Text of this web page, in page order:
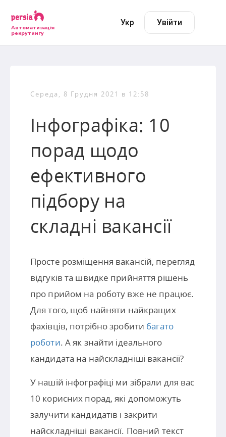
Автоматизація
рекрутингу
Укр Увійти
Середа, 8 Грудня 2021 в 12:58
Інфографіка: 10
порад щодо
ефективного
підбору на
складні вакансії
Просте розміщення вакансій, перегляд
відгуків та швидке прийняття рішень
про прийом на роботу вже не працює.
Для того, щоб найняти найкращих
фахівців, потрібно зробити багато
роботи. А як знайти ідеального
кандидата на найскладніші вакансії?
У нашій інфографіці ми зібрали для вас
10 корисних порад, які допоможуть
залучити кандидатів і закрити
найскладніші вакансії. Повний текст